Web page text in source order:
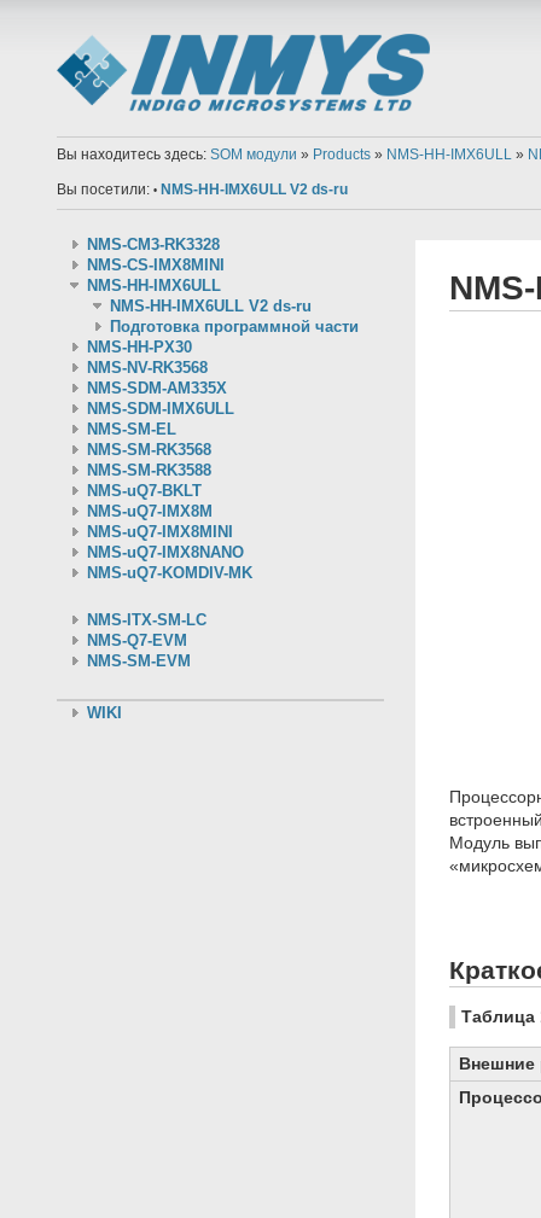
Вы находитесь здесь: SOM модули » Products» NMS-HH-IMX6ULL»
Вы посетили: • NMS-HH-IMX6ULL V2 ds-ru
NMS-CM3-RK3328
NMS-CS-IMX8MINI
NMS-HH-IMX6ULL
NMS-HH-IMX6ULL V2 ds-ru
Подготовка программной части
NMS-HH-PX30
NMS-NV-RK3568
NMS-SDM-AM335X
NMS-SDM-IMX6ULL
NMS-SM-EL
NMS-SM-RK3568
NMS-SM-RK3588
NMS-uQ7-BKLT
NMS-uQ7-IMX8M
NMS-uQ7-IMX8MINI
NMS-uQ7-IMX8NANO
NMS-uQ7-KOMDIV-MK
NMS-ITX-SM-LC
NMS-Q7-EVM
NMS-SM-EVM
WIKI
Модуль
Таблица
Внешние